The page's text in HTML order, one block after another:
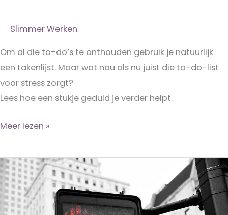
Slimmer Werken
Om al die to-do’s te onthouden gebruik je natuurlijk
een takenlijst. Maar wat nou als nu juist die to-do-list
voor stress zorgt?
Lees hoe een stukje geduld je verder helpt.
Stop
takenlijst-
terreur!
Meer lezen »